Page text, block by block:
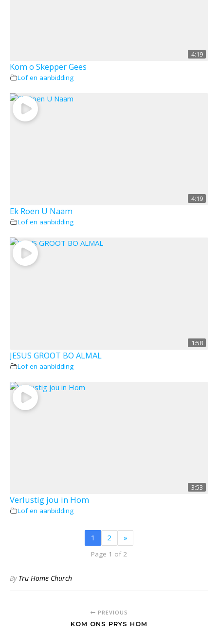
4:19
Kom o Skepper Gees
Lof en aanbidding
4:19
Ek Roen U Naam
Lof en aanbidding
1:58
JESUS GROOT BO ALMAL
Lof en aanbidding
3:53
Verlustig jou in Hom
Lof en aanbidding
1 2 »
Page 1 of 2
By Tru Home Church
PREVIOUS
KOM ONS PRYS HOM